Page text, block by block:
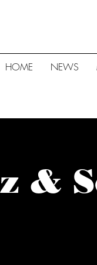
HOME NEWS
&